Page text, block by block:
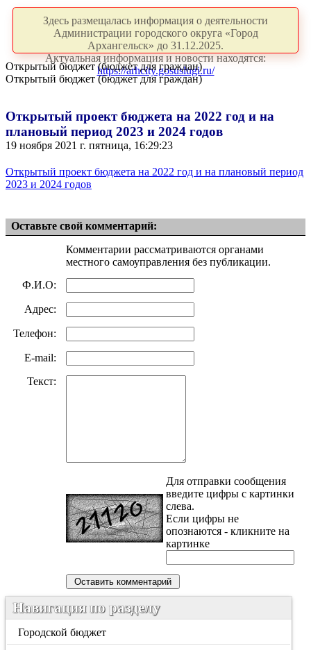
Здесь размещалась информация о деятельности
Администрации городского округа «Город
Архангельск» до 31.12.2025.
Актуальная информация и новости находятся:
https://arhcity.gosuslugi.ru/
Открытый бюджет (бюджет для граждан)
Открытый бюджет (бюджет для граждан)
Открытый проект бюджета на 2022 год и на
плановый период 2023 и 2024 годов
19 ноября 2021 г. пятница, 16:29:23
Открытый проект бюджета на 2022 год и на плановый период
2023 и 2024 годов
Оставьте свой комментарий:
Комментарии рассматриваются органами
местного самоуправления без публикации.
Ф.И.О:
Адрес:
Телефон:
E-mail:
Текст:
Для отправки сообщения
введите цифры с картинки
слева.
Если цифры не
опознаются - кликните на
картинке
Навигация по разделу
Городской бюджет